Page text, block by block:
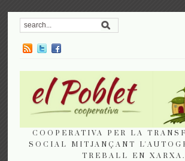
COOPERATIVA PER LA
SOCIAL MITJANÇANT
TREBALL EN XARXA.